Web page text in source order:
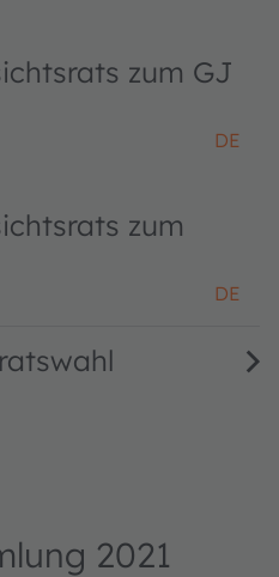
zum GJ
DE
zum
DE
2021